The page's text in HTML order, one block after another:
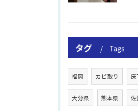
タグ Tags
福岡 カビ取り 床
大分県 熊本県 佐